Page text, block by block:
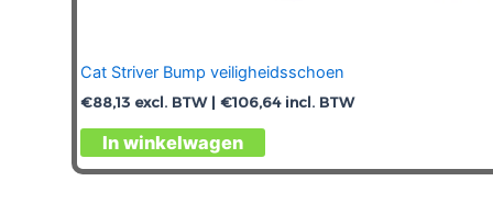
Cat Striver Bump veiligheidsschoen
€88,13 excl. BTW | €106,64incl. BTW
In winkelwagen
Dit
product